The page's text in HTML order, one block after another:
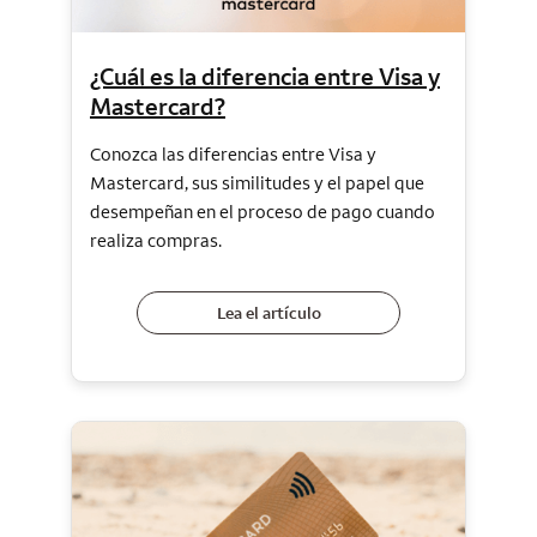
¿Cuál es la diferencia entre Visa y
Mastercard?
Conozca las diferencias entre Visa y
Mastercard, sus similitudes y el papel que
desempeñan en el proceso de pago cuando
realiza compras.
Lea el artículo